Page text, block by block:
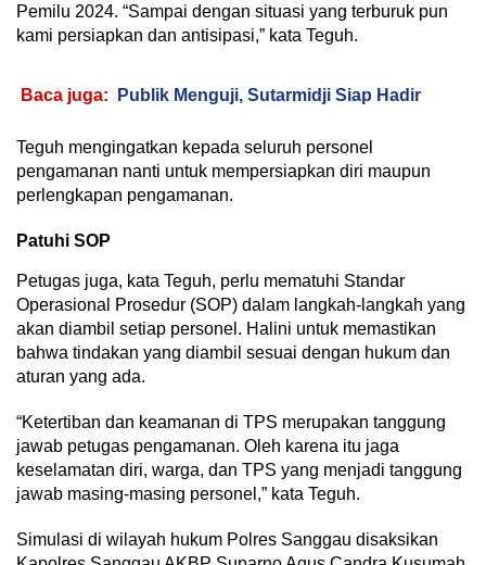
Pemilu 2024. “Sampai dengan situasi yang terburuk pun
kami persiapkan dan antisipasi,” kata Teguh.
Baca juga: Publik Menguji, Sutarmidji Siap Hadir
Teguh mengingatkan kepada seluruh personel
pengamanan nanti untuk mempersiapkan diri maupun
perlengkapan pengamanan.
Patuhi SOP
Petugas juga, kata Teguh, perlu mematuhi Standar
Operasional Prosedur (SOP) dalam langkah-langkah yang
akan diambil setiap personel. Halini untuk memastikan
bahwa tindakan yang diambil sesuai dengan hukum dan
aturan yang ada.
“Ketertiban dan keamanan di TPS merupakan tanggung
jawab petugas pengamanan. Oleh karena itu jaga
keselamatan diri, warga, dan TPS yang menjadi tanggung
jawab masing-masing personel,” kata Teguh.
Simulasi di wilayah hukum Polres Sanggau disaksikan